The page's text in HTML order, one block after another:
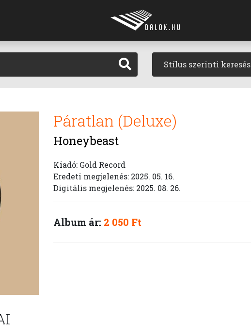
Stílus szerinti keresés
Páratlan (Deluxe)
Honeybeast
Kiadó: Gold Record
Eredeti megjelenés: 2025. 05. 16.
Digitális megjelenés: 2025. 08. 26.
Album ár: 2 050 Ft